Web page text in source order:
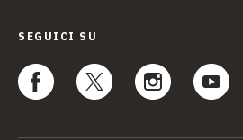
SEGUICI SU